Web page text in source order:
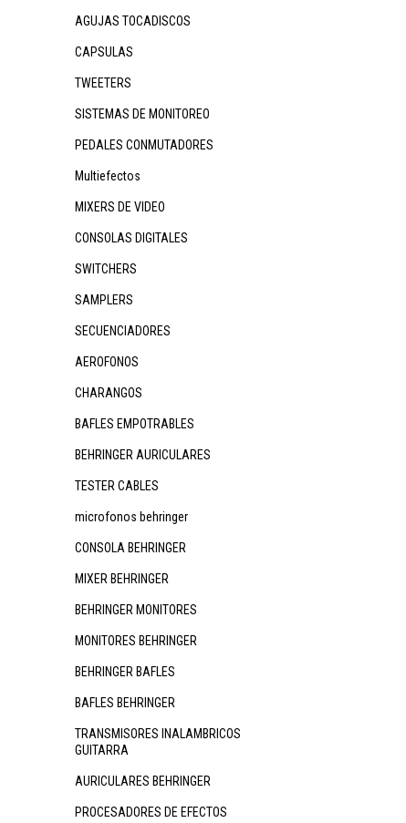
AGUJAS TOCADISCOS
CAPSULAS
TWEETERS
SISTEMAS DE MONITOREO
PEDALES CONMUTADORES
Multiefectos
MIXERS DE VIDEO
CONSOLAS DIGITALES
SWITCHERS
SAMPLERS
SECUENCIADORES
AEROFONOS
CHARANGOS
BAFLES EMPOTRABLES
BEHRINGER AURICULARES
TESTER CABLES
microfonos behringer
CONSOLA BEHRINGER
MIXER BEHRINGER
BEHRINGER MONITORES
MONITORES BEHRINGER
BEHRINGER BAFLES
BAFLES BEHRINGER
TRANSMISORES INALAMBRICOS
GUITARRA
AURICULARES BEHRINGER
PROCESADORES DE EFECTOS